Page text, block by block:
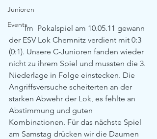
Junioren
Events
        Im  Pokalspiel am 10.05.11 gewann
der ESV Lok Chemnitz verdient mit 0:3
(0:1). Unsere C-Junioren fanden wieder
nicht zu ihrem Spiel und mussten die 3.
Niederlage in Folge einstecken. Die
Angriffsversuche scheiterten an der
starken Abwehr der Lok, es fehlte an
Abstimmung und guten
Kombinationen. Für das nächste Spiel
am Samstag drücken wir die Daumen